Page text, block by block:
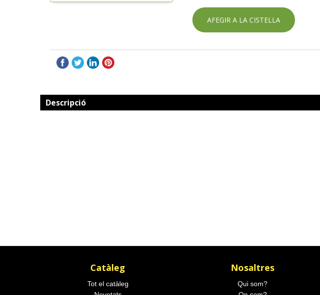
AFEGIR A LA CISTELLA
Descripció
Catàleg
Tot el catàleg
Nosaltres
Qui som?